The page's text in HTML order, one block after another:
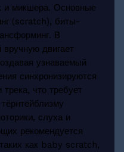
и микшера. Основные
(scratch), биты-
В
вручную двигает
узнаваемый
синхронизируются
что требует
слуха и
рекомендуется
как baby scratch,